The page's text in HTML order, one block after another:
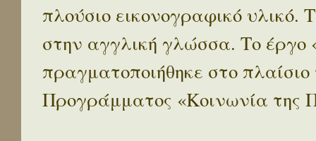
πλούσιο εικονογραφικό
στην αγγλική γλώσσα. Το
πραγματοποιήθηκε στο
Προγράμματος «Κοινωνία της